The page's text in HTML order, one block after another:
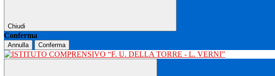
Chiudi
Conferma
Annulla Conferma